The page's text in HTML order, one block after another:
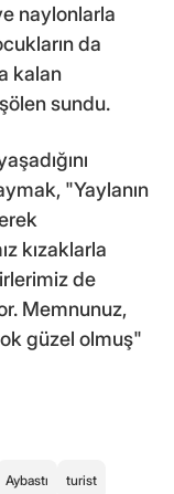
naylonlarla
da
kalan
sundu.
"Yaylanın
kızaklarla
de
Memnunuz,
güzel olmuş"
Aybastı turist